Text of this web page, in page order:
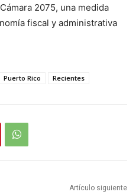
2075, una medida
fiscal y administrativa
Puerto Rico Recientes
Artículo siguiente